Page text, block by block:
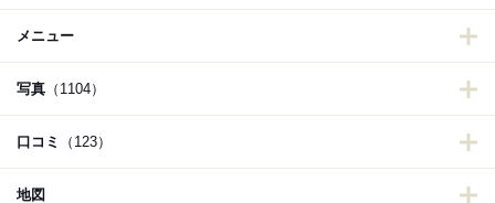
メニュー
写真 （1104）
口コミ （123）
地図